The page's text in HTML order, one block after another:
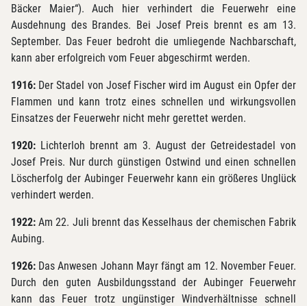
Bäcker Maier“). Auch hier verhindert die Feuerwehr eine
Ausdehnung des Brandes. Bei Josef Preis brennt es am 13.
September. Das Feuer bedroht die umliegende Nachbarschaft,
kann aber erfolgreich vom Feuer abgeschirmt werden.
1916: Der Stadel von Josef Fischer wird im August ein Opfer der
Flammen und kann trotz eines schnellen und wirkungsvollen
Einsatzes der Feuerwehr nicht mehr gerettet werden.
1920: Lichterloh brennt am 3. August der Getreidestadel von
Josef Preis. Nur durch günstigen Ostwind und einen schnellen
Löscherfolg der Aubinger Feuerwehr kann ein größeres Unglück
verhindert werden.
1922:Am 22. Juli brennt das Kesselhaus der chemischen Fabrik
Aubing.
1926: Das Anwesen Johann Mayr fängt am 12. November Feuer.
Durch den guten Ausbildungsstand der Aubinger Feuerwehr
kann das Feuer trotz ungünstiger Windverhältnisse schnell